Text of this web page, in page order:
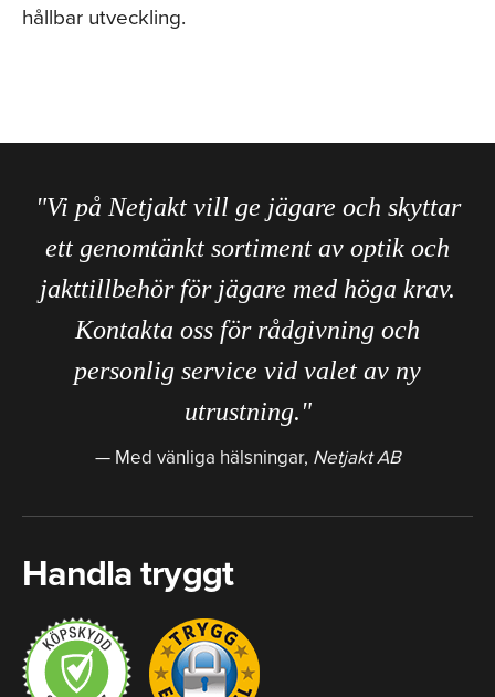
hållbar utveckling.
"Vi på Netjakt vill ge jägare och skyttar
ett genomtänkt sortiment av optik och
jakttillbehör för jägare med höga krav.
Kontakta oss för rådgivning och
personlig service vid valet av ny
utrustning."
Med vänliga hälsningar, Netjakt AB
Handla tryggt